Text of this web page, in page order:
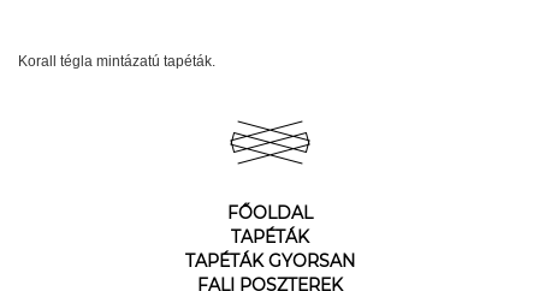
Korall tégla mintázatú tapéták.
FŐOLDAL
TAPÉTÁK
TAPÉTÁK GYORSAN
FALI POSZTEREK